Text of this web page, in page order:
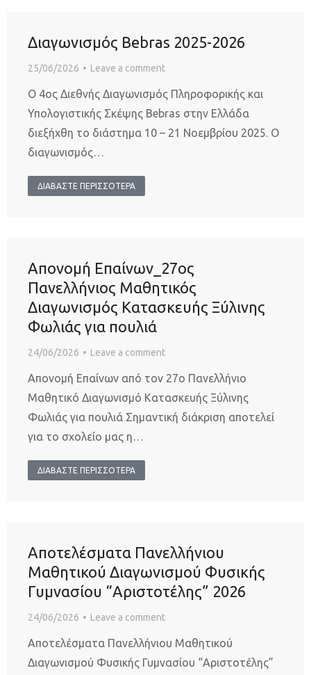
Διαγωνισμός Bebras 2025-2026
25/06/2026 Leave a comment
Ο 4ος Διεθνής Διαγωνισμός Πληροφορικής και
Υπολογιστικής Σκέψης Bebras στην Ελλάδα
διεξήχθη το διάστημα 10 – 21 Νοεμβρίου 2025. Ο
διαγωνισμός…
ΔΙΑΒΑΣΤΕ ΠΕΡΙΣΣΟΤΕΡΑ
Απονομή Επαίνων_27ος
Πανελλήνιος Μαθητικός
Διαγωνισμός Κατασκευής Ξύλινης
Φωλιάς για πουλιά
24/06/2026 Leave a comment
Απονομή Επαίνων από τον 27ο Πανελλήνιο
Μαθητικό Διαγωνισμό Κατασκευής Ξύλινης
Φωλιάς για πουλιά Σημαντική διάκριση αποτελεί
για το σχολείο μας η…
ΔΙΑΒΑΣΤΕ ΠΕΡΙΣΣΟΤΕΡΑ
Αποτελέσματα Πανελλήνιου
Μαθητικού Διαγωνισμού Φυσικής
Γυμνασίου “Αριστοτέλης” 2026
24/06/2026 Leave a comment
Αποτελέσματα Πανελλήνιου Μαθητικού
Διαγωνισμού Φυσικής Γυμνασίου “Αριστοτέλης”